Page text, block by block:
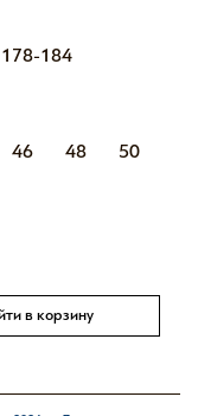
178-184
46 48
50
в корзину